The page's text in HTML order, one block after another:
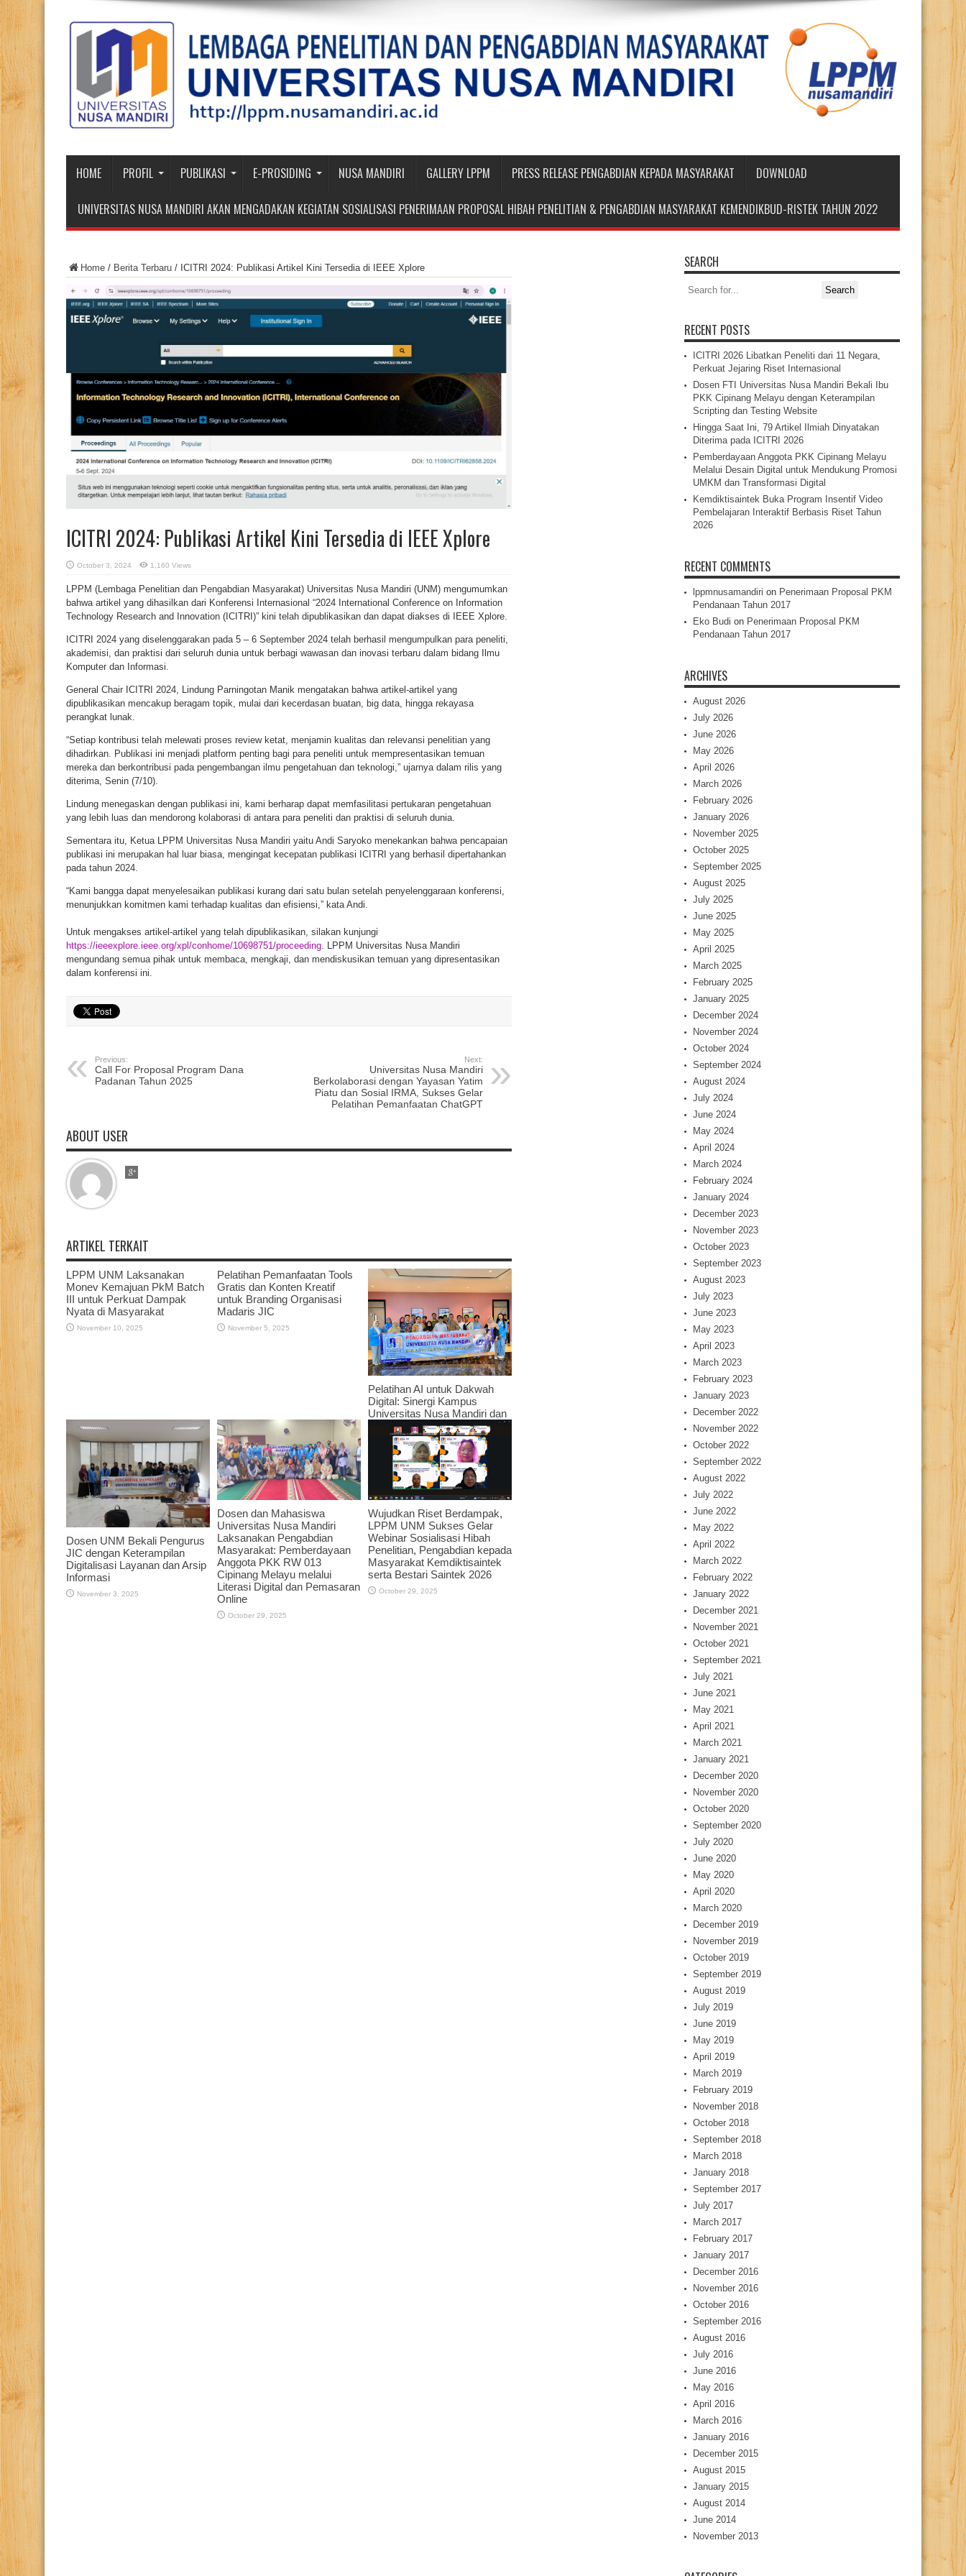
HOME PROFIL PUBLIKASI E-PROSIDING NUSA MANDIRI GALLERY LPPM PRESS RELEASE PENGABDIAN KEPADA MASYARAKAT DOWNLOAD
UNIVERSITAS NUSA MANDIRI AKAN MENGADAKAN KEGIATAN SOSIALISASI PENERIMAAN PROPOSAL HIBAH PENELITIAN & PENGABDIAN MASYARAKAT KEMENDIKBUD-RISTEK TAHUN 2022
Home / Berita Terbaru / ICITRI 2024: Publikasi Artikel Kini Tersedia di IEEE Xplore
ICITRI 2024: Publikasi Artikel Kini Tersedia di IEEE Xplore
October 3, 2024 1,160 Views
LPPM (Lembaga Penelitian dan Pengabdian Masyarakat) Universitas Nusa Mandiri (UNM) mengumumkan
bahwa artikel yang dihasilkan dari Konferensi Internasional “2024 International Conference on Information
Technology Research and Innovation (ICITRI)” kini telah dipublikasikan dan dapat diakses di IEEE Xplore.
ICITRI 2024 yang diselenggarakan pada 5 – 6 September 2024 telah berhasil mengumpulkan para peneliti,
akademisi, dan praktisi dari seluruh dunia untuk berbagi wawasan dan inovasi terbaru dalam bidang Ilmu
Komputer dan Informasi.
General Chair ICITRI 2024, Lindung Parningotan Manik mengatakan bahwa artikel-artikel yang
dipublikasikan mencakup beragam topik, mulai dari kecerdasan buatan, big data, hingga rekayasa
perangkat lunak.
“Setiap kontribusi telah melewati proses review ketat, menjamin kualitas dan relevansi penelitian yang
dihadirkan. Publikasi ini menjadi platform penting bagi para peneliti untuk mempresentasikan temuan
mereka dan berkontribusi pada pengembangan ilmu pengetahuan dan teknologi,” ujarnya dalam rilis yang
diterima, Senin (7/10).
Lindung menegaskan dengan publikasi ini, kami berharap dapat memfasilitasi pertukaran pengetahuan
yang lebih luas dan mendorong kolaborasi di antara para peneliti dan praktisi di seluruh dunia.
Sementara itu, Ketua LPPM Universitas Nusa Mandiri yaitu Andi Saryoko menekankan bahwa pencapaian
publikasi ini merupakan hal luar biasa, mengingat kecepatan publikasi ICITRI yang berhasil dipertahankan
pada tahun 2024.
“Kami bangga dapat menyelesaikan publikasi kurang dari satu bulan setelah penyelenggaraan konferensi,
menunjukkan komitmen kami terhadap kualitas dan efisiensi,” kata Andi.
Untuk mengakses artikel-artikel yang telah dipublikasikan, silakan kunjungi
https://ieeexplore.ieee.org/xpl/conhome/10698751/proceeding . LPPM Universitas Nusa Mandiri
mengundang semua pihak untuk membaca, mengkaji, dan mendiskusikan temuan yang dipresentasikan
dalam konferensi ini.
Previous:
Call For Proposal Program Dana
Padanan Tahun 2025
Next:
Universitas Nusa Mandiri
Berkolaborasi dengan Yayasan Yatim
Piatu dan Sosial IRMA, Sukses Gelar
Pelatihan Pemanfaatan ChatGPT
ABOUT USER
ARTIKEL TERKAIT
LPPM UNM Laksanakan
Monev Kemajuan PkM Batch
III untuk Perkuat Dampak
Nyata di Masyarakat
November 10, 2025
Pelatihan Pemanfaatan Tools
Gratis dan Konten Kreatif
untuk Branding Organisasi
Madaris JIC
November 5, 2025
Pelatihan AI untuk Dakwah
Digital: Sinergi Kampus
Universitas Nusa Mandiri dan
JPRMI di Era Teknologi
November 3, 2025
Dosen UNM Bekali Pengurus
JIC dengan Keterampilan
Digitalisasi Layanan dan Arsip
Informasi
November 3, 2025
Dosen dan Mahasiswa
Universitas Nusa Mandiri
Laksanakan Pengabdian
Masyarakat: Pemberdayaan
Anggota PKK RW 013
Cipinang Melayu melalui
Literasi Digital dan Pemasaran
Online
October 29, 2025
Wujudkan Riset Berdampak,
LPPM UNM Sukses Gelar
Webinar Sosialisasi Hibah
Penelitian, Pengabdian kepada
Masyarakat Kemdiktisaintek
serta Bestari Saintek 2026
October 29, 2025
SEARCH
Search
for:
RECENT POSTS
ICITRI 2026 Libatkan Peneliti dari 11 Negara,
Perkuat Jejaring Riset Internasional
Dosen FTI Universitas Nusa Mandiri Bekali Ibu
PKK Cipinang Melayu dengan Keterampilan
Scripting dan Testing Website
Hingga Saat Ini, 79 Artikel Ilmiah Dinyatakan
Diterima pada ICITRI 2026
Pemberdayaan Anggota PKK Cipinang Melayu
Melalui Desain Digital untuk Mendukung Promosi
UMKM dan Transformasi Digital
Kemdiktisaintek Buka Program Insentif Video
Pembelajaran Interaktif Berbasis Riset Tahun
2026
RECENT COMMENTS
lppmnusamandiri on Penerimaan Proposal PKM
Pendanaan Tahun 2017
Eko Budi on Penerimaan Proposal PKM
Pendanaan Tahun 2017
ARCHIVES
August 2026
July 2026
June 2026
May 2026
April 2026
March 2026
February 2026
January 2026
November 2025
October 2025
September 2025
August 2025
July 2025
June 2025
May 2025
April 2025
March 2025
February 2025
January 2025
December 2024
November 2024
October 2024
September 2024
August 2024
July 2024
June 2024
May 2024
April 2024
March 2024
February 2024
January 2024
December 2023
November 2023
October 2023
September 2023
August 2023
July 2023
June 2023
May 2023
April 2023
March 2023
February 2023
January 2023
December 2022
November 2022
October 2022
September 2022
August 2022
July 2022
June 2022
May 2022
April 2022
March 2022
February 2022
January 2022
December 2021
November 2021
October 2021
September 2021
July 2021
June 2021
May 2021
April 2021
March 2021
January 2021
December 2020
November 2020
October 2020
September 2020
July 2020
June 2020
May 2020
April 2020
March 2020
December 2019
November 2019
October 2019
September 2019
August 2019
July 2019
June 2019
May 2019
April 2019
March 2019
February 2019
November 2018
October 2018
September 2018
March 2018
January 2018
September 2017
July 2017
March 2017
February 2017
January 2017
December 2016
November 2016
October 2016
September 2016
August 2016
July 2016
June 2016
May 2016
April 2016
March 2016
January 2016
December 2015
August 2015
January 2015
August 2014
June 2014
November 2013